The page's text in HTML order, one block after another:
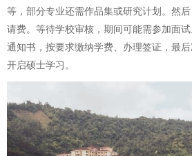
等，部分专业还需作品集或研究计划。然
请费。等待学校审核，期间可能需参加面
通知书，按要求缴纳学费、办理签证，最
开启硕士学习。